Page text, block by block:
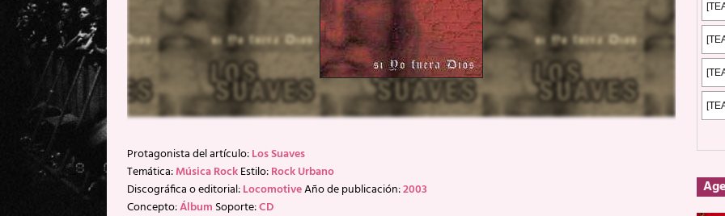
Protagonista del artículo:Los Suaves
Temática:Música RockEstilo:Rock Urbano
Discográfica o editorial:LocomotiveAño de publicación:2003
Concepto:Álbum Soporte:CD